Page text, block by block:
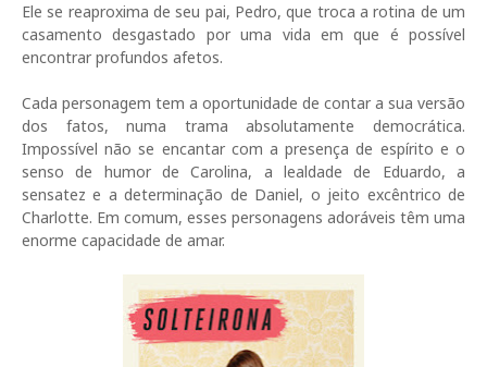
Ele se reaproxima de seu pai, Pedro, que troca a rotina de um
casamento desgastado por uma vida em que é possível
encontrar profundos afetos.
Cada personagem tem a oportunidade de contar a sua versão
dos fatos, numa trama absolutamente democrática.
Impossível não se encantar com a presença de espírito e o
senso de humor de Carolina, a lealdade de Eduardo, a
sensatez e a determinação de Daniel, o jeito excêntrico de
Charlotte. Em comum, esses personagens adoráveis têm uma
enorme capacidade de amar.